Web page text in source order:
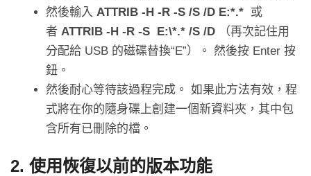
然後輸入 ATTRIB -H -R -S /S /D E:*.* 或
者 ATTRIB -H -R -S E:\*.* /S /D （再次記住用
分配給 USB 的磁碟替換“E”）。 然後按 Enter 按
鈕。
然後耐心等待該過程完成。 如果此方法有效，程
式將在你的隨身碟上創建一個新資料夾，其中包
含所有已刪除的檔。
2. 使用恢復以前的版本功能